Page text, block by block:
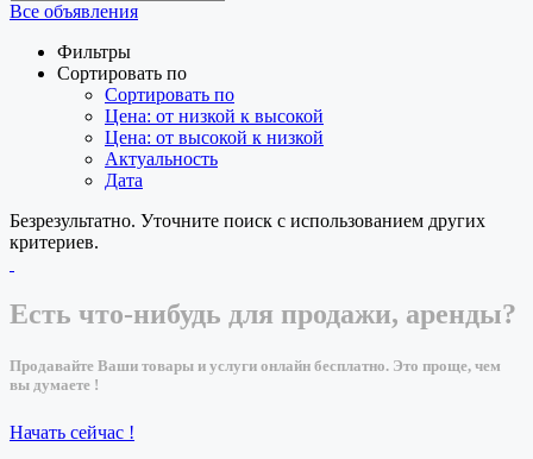
Все объявления
Фильтры
Сортировать по
Сортировать по
Цена: от низкой к высокой
Цена: от высокой к низкой
Актуальность
Дата
Безрезультатно. Уточните поиск с использованием других
критериев.
Есть что-нибудь для продажи, аренды?
Продавайте Ваши товары и услуги онлайн бесплатно. Это проще, чем
вы думаете !
Начать сейчас !